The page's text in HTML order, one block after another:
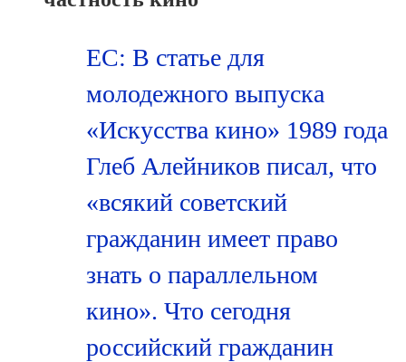
ЕС: В статье для
молодежного выпуска
«Искусства кино» 1989 года
Глеб Алейников писал, что
«всякий советский
гражданин имеет право
знать о параллельном
кино». Что сегодня
российский гражданин